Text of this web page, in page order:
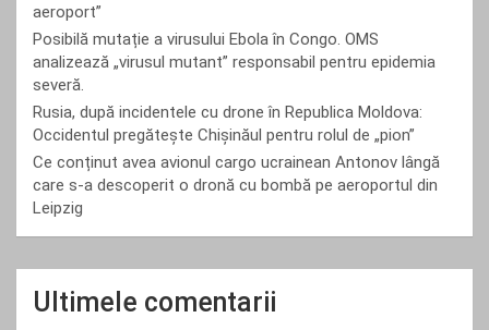
aeroport”
Posibilă mutație a virusului Ebola în Congo. OMS
analizează „virusul mutant” responsabil pentru epidemia
severă.
Rusia, după incidentele cu drone în Republica Moldova:
Occidentul pregătește Chișinăul pentru rolul de „pion”
Ce conținut avea avionul cargo ucrainean Antonov lângă
care s-a descoperit o dronă cu bombă pe aeroportul din
Leipzig
Ultimele comentarii